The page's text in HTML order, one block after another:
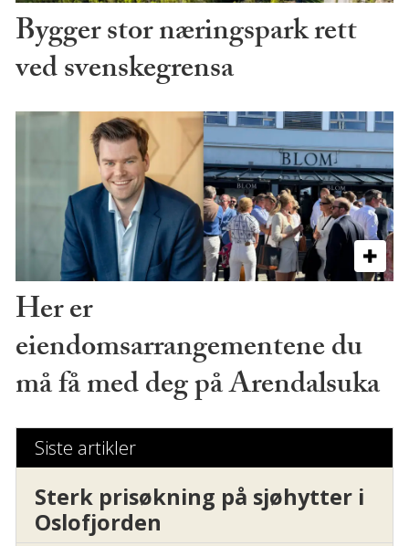
Bygger stor næringspark rett
ved svenskegrensa
Her er
eiendomsarrangementene du
må få med deg på Arendalsuka
Siste artikler
Sterk prisøkning på sjøhytter i
Oslofjorden